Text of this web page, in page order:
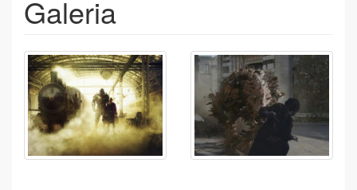
Galeria